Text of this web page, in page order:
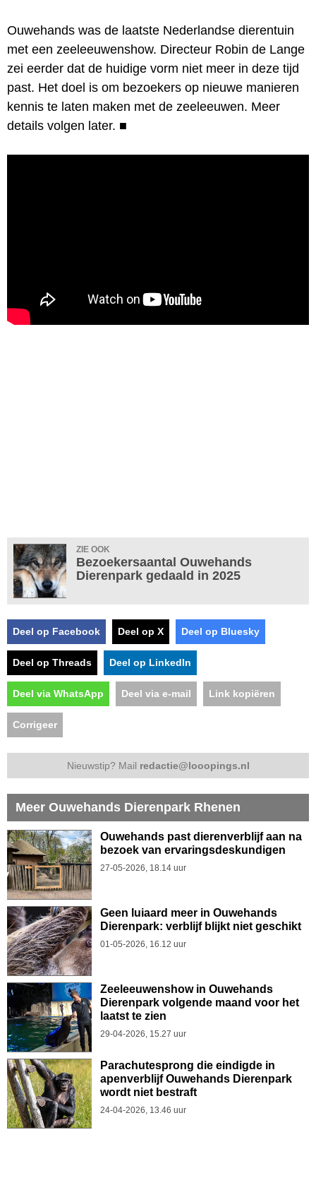
Ouwehands was de laatste Nederlandse dierentuin
met een zeeleeuwenshow. Directeur Robin de Lange
zei eerder dat de huidige vorm niet meer in deze tijd
past. Het doel is om bezoekers op nieuwe manieren
kennis te laten maken met de zeeleeuwen. Meer
details volgen later. ■
ZIE OOK
Bezoekersaantal Ouwehands
Dierenpark gedaald in 2025
Deel op Facebook Deel op X Deel op Bluesky
Deel op Threads Deel op LinkedIn
Deel via WhatsApp Deel via e-mail Link kopiëren
Corrigeer
Nieuwstip? Mail redactie@looopings.nl
Meer Ouwehands Dierenpark Rhenen
Ouwehands past dierenverblijf aan na
bezoek van ervaringsdeskundigen
27-05-2026, 18.14 uur
Geen luiaard meer in Ouwehands
Dierenpark: verblijf blijkt niet geschikt
01-05-2026, 16.12 uur
Zeeleeuwenshow in Ouwehands
Dierenpark volgende maand voor het
laatst te zien
29-04-2026, 15.27 uur
Parachutesprong die eindigde in
apenverblijf Ouwehands Dierenpark
wordt niet bestraft
24-04-2026, 13.46 uur